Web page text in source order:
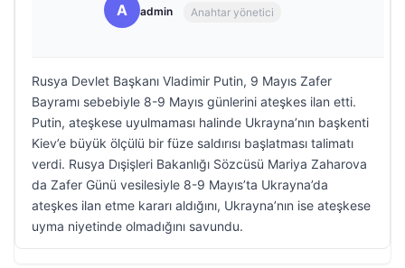
A admin Anahtar yönetici
Rusya Devlet Başkanı Vladimir Putin, 9 Mayıs Zafer
Bayramı sebebiyle 8-9 Mayıs günlerini ateşkes ilan etti.
Putin, ateşkese uyulmaması halinde Ukrayna’nın başkenti
Kiev’e büyük ölçülü bir füze saldırısı başlatması talimatı
verdi. Rusya Dışişleri Bakanlığı Sözcüsü Mariya Zaharova
da Zafer Günü vesilesiyle 8-9 Mayıs’ta Ukrayna’da
ateşkes ilan etme kararı aldığını, Ukrayna’nın ise ateşkese
uyma niyetinde olmadığını savundu.